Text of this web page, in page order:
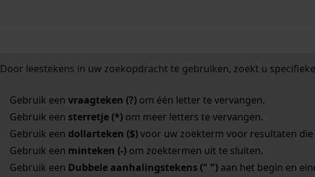
Door leestekens in uw zoekopdracht te gebruiken, zoekt u
Gebruik een vraagteken (?)om één letter te vervangen.
Gebruik een sterretje (*)om meer letters te vervangen.
Gebruik een dollarteken ($)voor uw zoekterm voor resultaten die
Gebruik een minteken (-)om zoektermen uit te sluiten.
Gebruik een Dubbele aanhalingstekens (" ")aan het begin en